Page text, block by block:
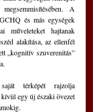
A
és más egységek
műveleteket hajtanak
alakítása, az ellenfél
„kognitív szuverenitás”
térképét rajzolja
egy új északi övezet